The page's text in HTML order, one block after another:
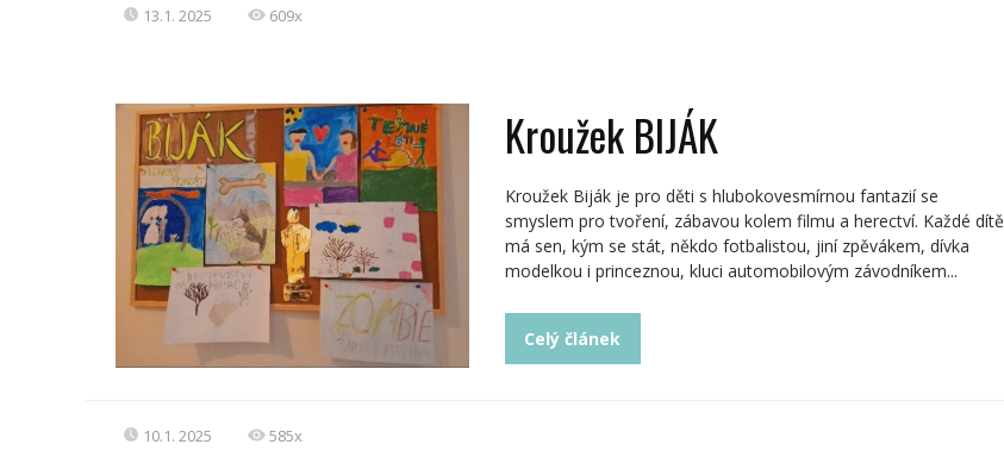
13.1. 2025 609x
Kroužek BIJÁK
Kroužek Biják je pro děti s hlubokovesmírnou fantazií se
smyslem pro tvoření, zábavou kolem filmu a herectví. Každé dítě
má sen, kým se stát, někdo fotbalistou, jiní zpěvákem, dívka
modelkou i princeznou, kluci automobilovým závodníkem...
Celý článek
10.1. 2025 585x